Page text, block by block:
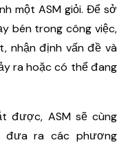
một ASM giỏi. Để sở
bén trong công việc,
nhận định vấn đề và
ra hoặc có thể đang
được, ASM sẽ cùng
đưa ra các phương